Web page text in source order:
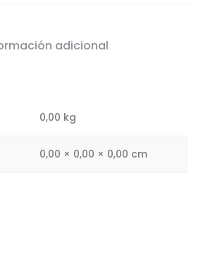
adicional
0,00 kg
0,00 × 0,00 × 0,00 cm